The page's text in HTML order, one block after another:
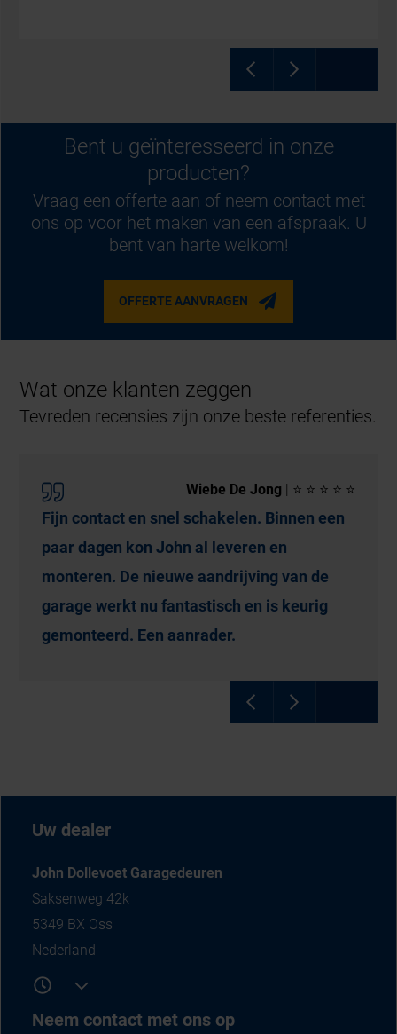
Bent u geïnteresseerd in onze
producten?
Vraag een offerte aan of neem contact met
ons op voor het maken van een afspraak. U
bent van harte welkom!
OFFERTE AANVRAGEN
Wat onze klanten zeggen
Tevreden recensies zijn onze beste referenties.
Wiebe De Jong | ⭐ ⭐ ⭐ ⭐ ⭐
Fijn contact en snel schakelen. Binnen een
paar dagen kon John al leveren en
monteren. De nieuwe aandrijving van de
garage werkt nu fantastisch en is keurig
gemonteerd. Een aanrader.
Uw dealer
John Dollevoet Garagedeuren
Saksenweg 42k
5349 BX Oss
Nederland
Neem contact met ons op